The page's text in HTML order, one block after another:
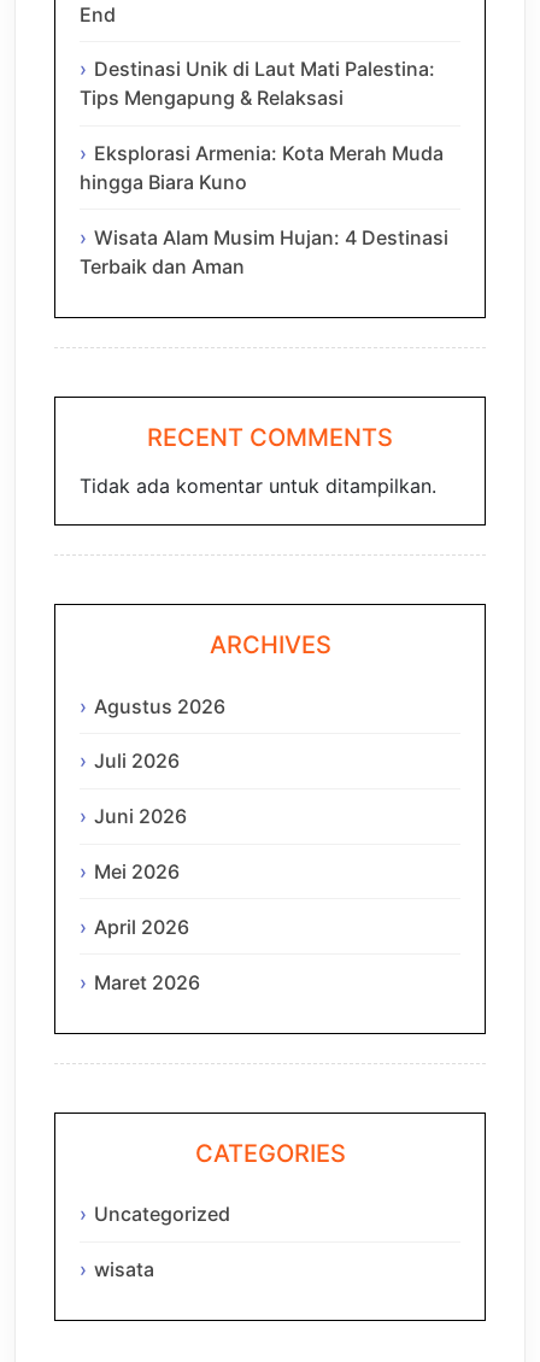
End
Destinasi Unik di Laut Mati Palestina:
Tips Mengapung & Relaksasi
Eksplorasi Armenia: Kota Merah Muda
hingga Biara Kuno
Wisata Alam Musim Hujan: 4 Destinasi
Terbaik dan Aman
RECENT COMMENTS
Tidak ada komentar untuk ditampilkan.
ARCHIVES
Agustus 2026
Juli 2026
Juni 2026
Mei 2026
April 2026
Maret 2026
CATEGORIES
Uncategorized
wisata